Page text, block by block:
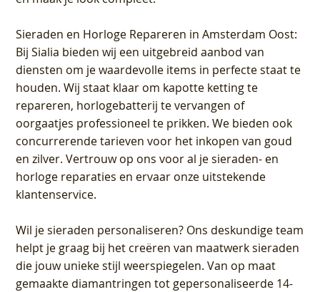
Sieraden en Horloge Repareren in Amsterdam Oost:
Bij Sialia bieden wij een uitgebreid aanbod van
diensten om je waardevolle items in perfecte staat te
houden. Wij staat klaar om kapotte ketting te
repareren, horlogebatterij te vervangen of
oorgaatjes professioneel te prikken. We bieden ook
concurrerende tarieven voor het inkopen van goud
en zilver. Vertrouw op ons voor al je sieraden- en
horloge reparaties en ervaar onze uitstekende
klantenservice.
Wil je sieraden personaliseren? Ons deskundige team
helpt je graag bij het creëren van maatwerk sieraden
die jouw unieke stijl weerspiegelen. Van op maat
gemaakte diamantringen tot gepersonaliseerde 14-